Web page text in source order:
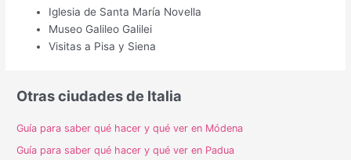
Iglesia de Santa María Novella
Museo Galileo Galilei
Visitas a Pisa y Siena
Otras ciudades de Italia
Guía para saber qué hacer y qué ver en Módena
Guía para saber qué hacer y qué ver en Padua